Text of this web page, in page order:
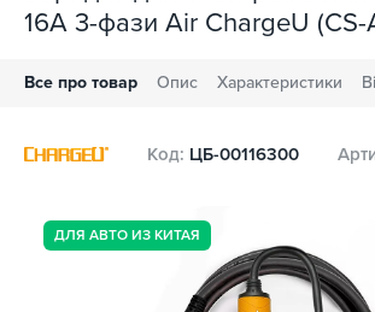
16A 3-фази Air ChargeU (CS-
Все про товар Опис Характеристики
Код: ЦБ-00116300
ДЛЯ АВТО ИЗ КИТАЯ